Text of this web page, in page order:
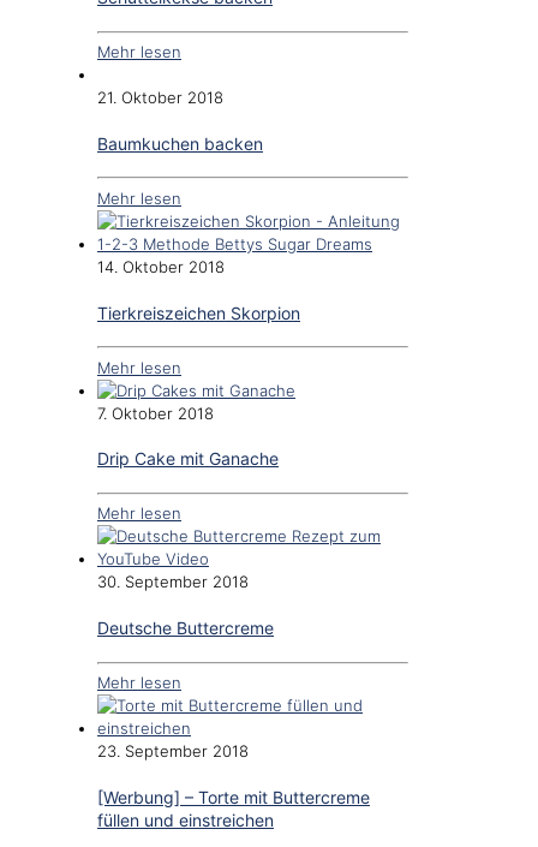
Mehr lesen
21. Oktober 2018
Baumkuchen backen
Mehr lesen
14. Oktober 2018
Tierkreiszeichen Skorpion
Mehr lesen
7. Oktober 2018
Drip Cake mit Ganache
Mehr lesen
30. September 2018
Deutsche Buttercreme
Mehr lesen
23. September 2018
[Werbung] – Torte mit Buttercreme
füllen und einstreichen